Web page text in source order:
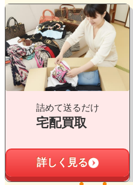
詰めて送るだけ
宅配買取
詳しく見る
グ
ル
ー
プ
リ
ン
ク